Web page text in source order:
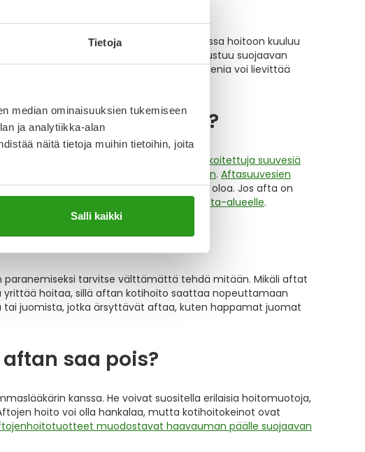
Tietoja
median ominaisuuksien tukemiseen
ja analytiikka-alan
näitä tietoja muihin tietoihin, joita
Salli kaikki
suojaamaan afta-alueen
. Afta suussa hoitoon kuuluu
apteekin aftojenhoitotuotteiden teho perustuu suojaavan
mikä autta aftoihin, sillä suun hyvä hygienia voi lievittää
saa pois nopeasti?
onnistuu yleensä käyttämällä
aftoille tarkoitettuja suuvesiä
annostelua myös suun takaosiin. Aftasuuvesien
paranemisprosessia ja helpottaa oloa. Jos afta on
yhtä lailla muodostaa suojaavan kalvon afta-alueelle.
tarvitse välttämättä tehdä mitään. Mikäli aftat
yrittää hoitaa, sillä aftan kotihoito saattaa nopeuttamaan
juomista, jotka ärsyttävät aftaa, kuten happamat juomat
saa pois?
kanssa. He voivat suositella erilaisia hoitomuotoja,
hoito voi olla hankalaa, mutta kotihoitokeinot ovat
muodostavat haavauman päälle suojaavan